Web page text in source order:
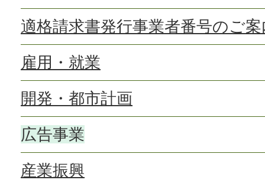
適格請求書発行事業者番号のご
雇用・就業
開発・都市計画
広告事業
産業振興